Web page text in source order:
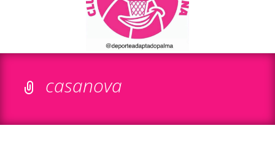
casanova